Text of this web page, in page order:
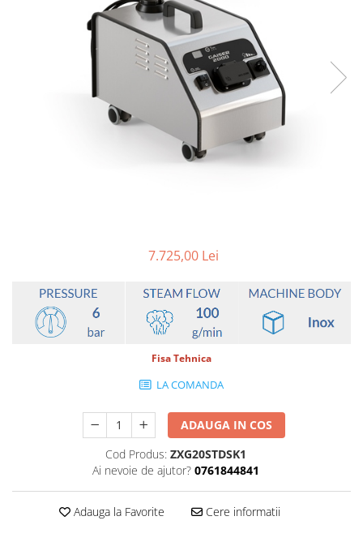
7.725,00 Lei
Fisa Tehnica
LA COMANDA
ADAUGA IN COS
Cod Produs: ZXG20STDSK1
Ai nevoie de ajutor? 0761844841
Adauga la Favorite Cere informatii